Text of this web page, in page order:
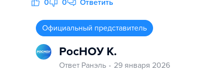
0 0 Ответить
Официальный представитель
РосНОУ К.
Ответ Ранэль
29 января 2026